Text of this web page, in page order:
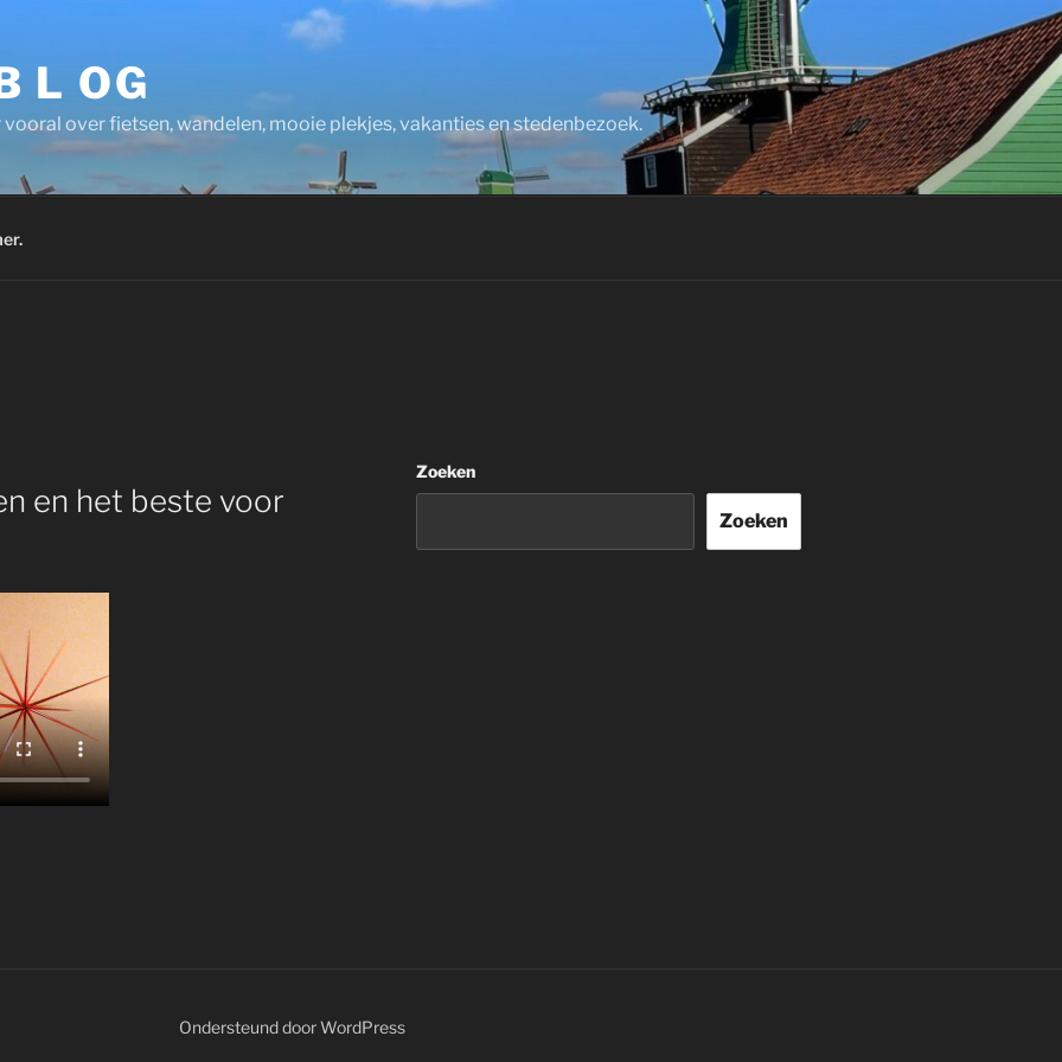
L OG
over fietsen, wandelen, mooie plekjes, vakanties en stedenbezoek.
en het beste voor
Zoeken
Zoeken
Ondersteund door WordPress